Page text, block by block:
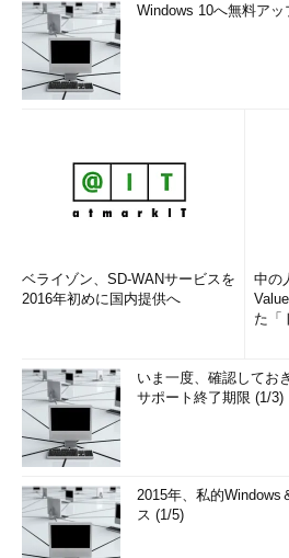
Windows 10へ無料ア
ベライゾン、SD-WANサービスを
2016年初めに国内提供へ
中の
た「
いま一度、確認してお
サポート終了期限 (1/3)
2015年、私的Windows
ス (1/5)